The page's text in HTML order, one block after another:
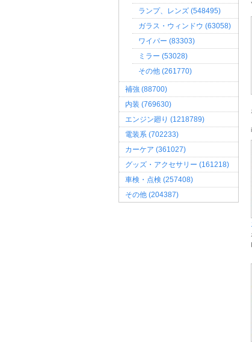
ランプ、レンズ (548495)
ガラス・ウィンドウ (63058)
ワイパー (83303)
ミラー (53028)
その他 (261770)
補強 (88700)
内装 (769630)
エンジン廻り (1218789)
電装系 (702233)
カーケア (361027)
グッズ・アクセサリー (161218)
車検・点検 (257408)
その他 (204387)